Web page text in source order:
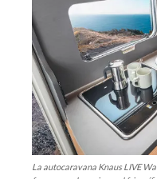
La autocaravana Knaus LIVE